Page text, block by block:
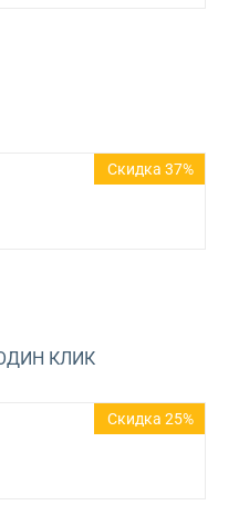
Скидка 37%
КЛИК
Скидка 25%